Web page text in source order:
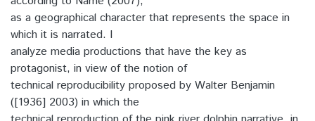
as a geographical character that represents the space in
which it is narrated. I
analyze media productions that have the key as
protagonist, in view of the notion of
technical reproducibility proposed by Walter Benjamin
([1936] 2003) in which the